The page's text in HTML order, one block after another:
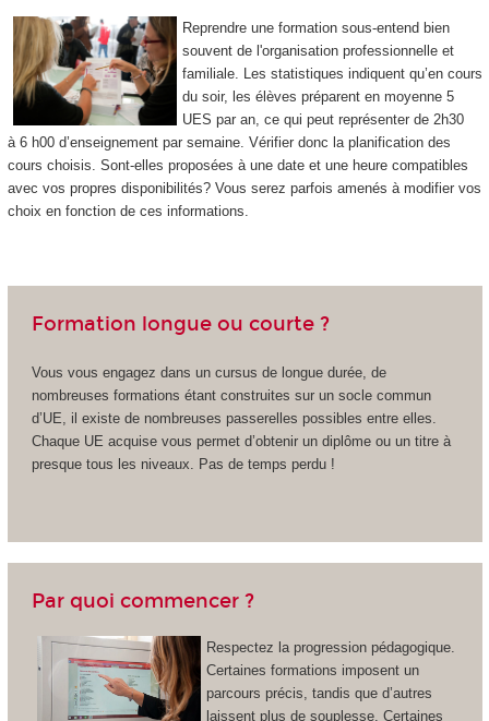
Reprendre une formation sous-entend bien
souvent de l'organisation professionnelle et
familiale. Les statistiques indiquent qu’en cours
du soir, les élèves préparent en moyenne 5
UES par an, ce qui peut représenter de 2h30
à 6 h00 d’enseignement par semaine. Vérifier donc la planification des
cours choisis. Sont-elles proposées à une date et une heure compatibles
avec vos propres disponibilités? Vous serez parfois amenés à modifier vos
choix en fonction de ces informations.
Formation longue ou courte ?
Vous vous engagez dans un cursus de longue durée, de
nombreuses formations étant construites sur un socle commun
d’UE, il existe de nombreuses passerelles possibles entre elles.
Chaque UE acquise vous permet d’obtenir un diplôme ou un titre à
presque tous les niveaux. Pas de temps perdu !
Par quoi commencer ?
Respectez la progression pédagogique.
Certaines formations imposent un
parcours précis, tandis que d’autres
laissent plus de souplesse. Certaines